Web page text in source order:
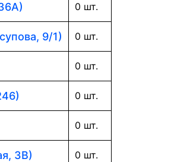
0 шт.
9/1) 0 шт.
0 шт.
0 шт.
0 шт.
3В) 0 шт.